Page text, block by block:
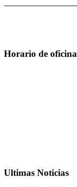
Horario de oficina
Ultimas Noticias